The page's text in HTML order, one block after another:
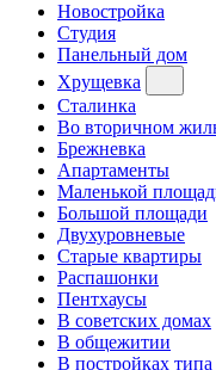
Новостройка
Студия
Панельный дом
Хрущевка
Сталинка
Во вторичном
Брежневка
Апартаменты
Маленькой
Большой площади
Двухуровневые
Старые квартиры
Распашонки
Пентхаусы
В советских домах
В общежитии
В постройках